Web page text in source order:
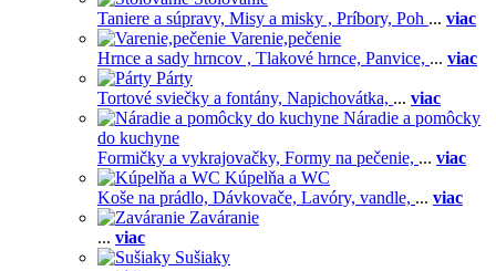
Taniere a súpravy, Misy a misky , Príbory, Poh ... viac
Varenie,pečenie
Hrnce a sady hrncov , Tlakové hrnce, Panvice, ... viac
Párty
Tortové sviečky a fontány, Napichovátka, ... viac
Náradie a pomôcky
do kuchyne
Formičky a vykrajovačky, Formy na pečenie, ... viac
Kúpelňa a WC
Koše na prádlo, Dávkovače, Lavóry, vandle, ... viac
Zaváranie
... viac
Sušiaky